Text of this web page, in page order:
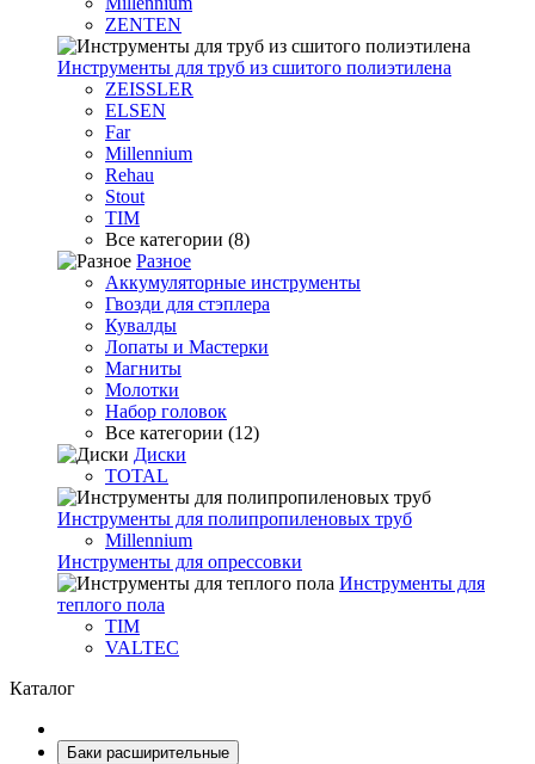
ZENTEN
Инструменты для труб из сшитого полиэтилена
ZEISSLER
ELSEN
Far
Millennium
Rehau
Stout
TIM
Все категории (8)
Разное
Аккумуляторные инструменты
Гвозди для стэплера
Кувалды
Лопаты и Мастерки
Магниты
Молотки
Набор головок
Все категории (12)
Диски
TOTAL
Инструменты для полипропиленовых труб
Millennium
Инструменты для опрессовки
Инструменты для
теплого пола
TIM
VALTEC
Каталог
Баки расширительные